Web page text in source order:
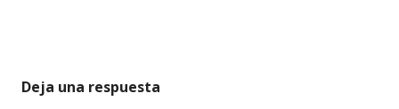
Deja una respuesta